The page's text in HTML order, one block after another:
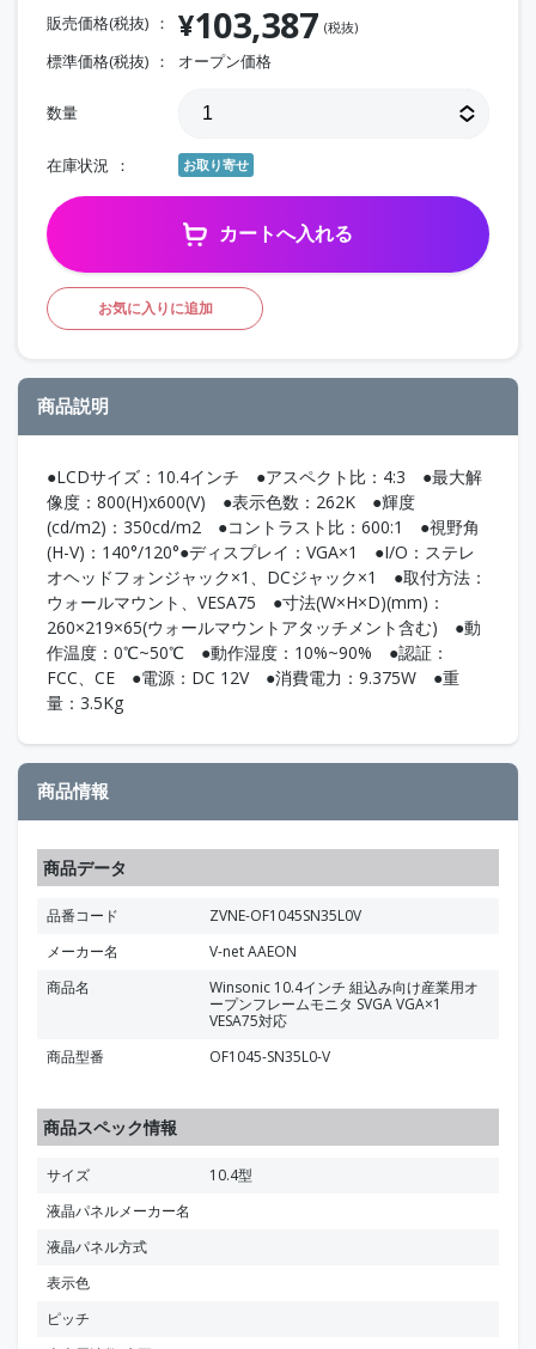
販売価格(税抜) ¥103,387 (税抜)
標準価格(税抜) オープン価格
数量
在庫状況 お取り寄せ
カートへ入れる
お気に入りに追加
商品説明
●LCDサイズ：10.4インチ ●アスペクト比：4:3 ●最大解
像度：800(H)x600(V) ●表示色数：262K ●輝度
(cd/m2)：350cd/m2 ●コントラスト比：600:1 ●視野角
(H-V)：140°/120°●ディスプレイ：VGA×1 ●I/O：ステレ
オヘッドフォンジャック×1、DCジャック×1 ●取付方法：
ウォールマウント、VESA75 ●寸法(W×H×D)(mm)：
260×219×65(ウォールマウントアタッチメント含む) ●動
作温度：0℃~50℃ ●動作湿度：10%~90% ●認証：
FCC、CE ●電源：DC 12V ●消費電力：9.375W ●重
量：3.5Kg
商品情報
商品データ
品番コード
ZVNE-OF1045SN35L0V
メーカー名
V-net AAEON
商品名
Winsonic 10.4インチ 組込み向け産業用オ
ープンフレームモニタ SVGA VGA×1
VESA75対応
商品型番
OF1045-SN35L0-V
商品スペック情報
サイズ
10.4型
液晶パネルメーカー名
液晶パネル方式
表示色
ピッチ